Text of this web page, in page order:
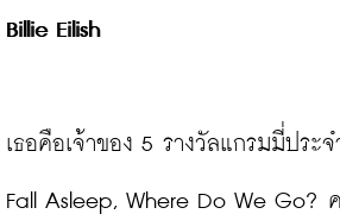
Billie Eilish
เธอคือเจ้าของ 5 รางวัลแกรมมี่ประ
Fall Asleep, Where Do We Go?